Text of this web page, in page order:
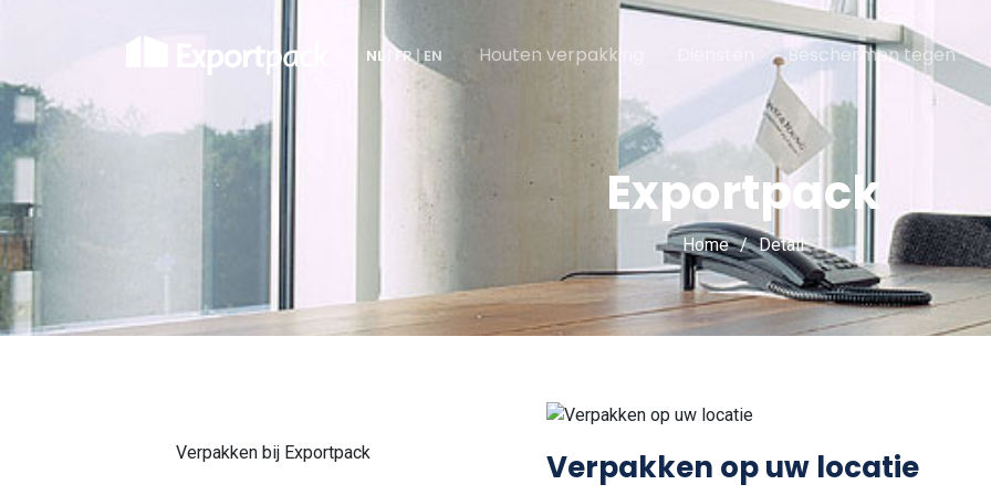
NL FR| EN Houten verpakking Beschermen tegen
Exportpack
Home Detail
Verpakken bij Exportpack Verpakken op uw locatie